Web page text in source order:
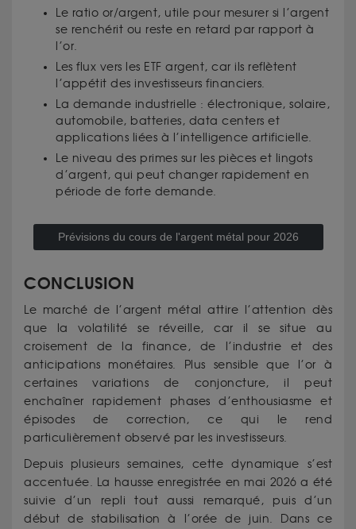
Le ratio or/argent, utile pour mesurer si l’argent
se renchérit ou reste en retard par rapport à
l’or.
Les flux vers les ETF argent, car ils reflètent
l’appétit des investisseurs financiers.
La demande industrielle : électronique, solaire,
automobile, batteries, data centers et
applications liées à l’intelligence artificielle.
Le niveau des primes sur les pièces et lingots
d’argent, qui peut changer rapidement en
période de forte demande.
Prévisions du cours de l'argent métal pour 2026
CONCLUSION
Le marché de l’argent métal attire l’attention dès
que la volatilité se réveille, car il se situe au
croisement de la finance, de l’industrie et des
anticipations monétaires. Plus sensible que l’or à
certaines variations de conjoncture, il peut
enchaîner rapidement phases d’enthousiasme et
épisodes de correction, ce qui le rend
particulièrement observé par les investisseurs.
Depuis plusieurs semaines, cette dynamique s’est
accentuée. La hausse enregistrée en mai 2026 a été
suivie d’un repli tout aussi remarqué, puis d’un
début de stabilisation à l’orée de juin. Dans ce